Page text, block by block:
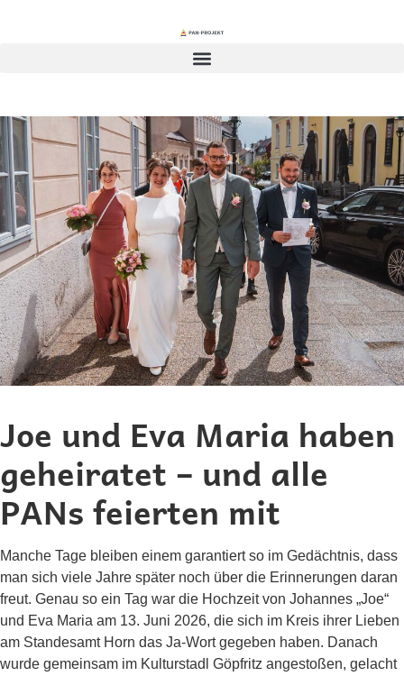
Joe und Eva Maria haben
geheiratet – und alle
PANs feierten mit
Manche Tage bleiben einem garantiert so im Gedächtnis, dass
man sich viele Jahre später noch über die Erinnerungen daran
freut. Genau so ein Tag war die Hochzeit von Johannes „Joe“
und Eva Maria am 13. Juni 2026, die sich im Kreis ihrer Lieben
am Standesamt Horn das Ja-Wort gegeben haben. Danach
wurde gemeinsam im Kulturstadl Göpfritz angestoßen, gelacht